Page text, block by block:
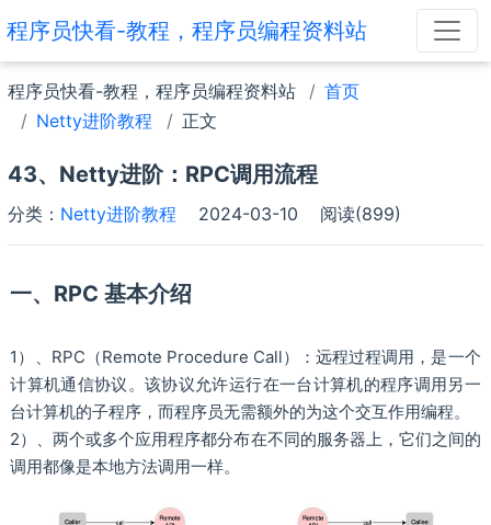
程序员快看-教程，程序员编程资料站
程序员快看-教程，程序员编程资料站
首页
Netty进阶教程
正文
43、Netty进阶：RPC调用流程
分类： Netty进阶教程 2024-03-10 阅读(899)
一、RPC 基本介绍
1）、RPC（Remote Procedure Call）：远程过程调用，是一个
计算机通信协议。该协议允许运行在一台计算机的程序调用另一
台计算机的子程序，而程序员无需额外的为这个交互作用编程。
2）、两个或多个应用程序都分布在不同的服务器上，它们之间的
调用都像是本地方法调用一样。